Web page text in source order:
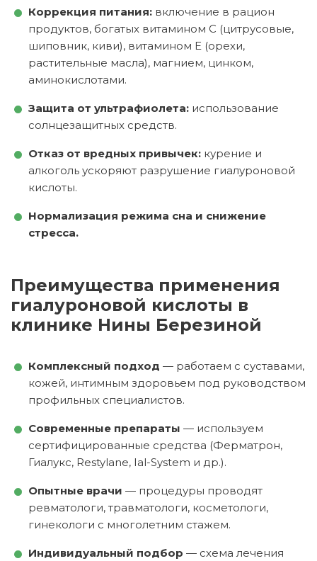
Коррекция питания: включение в рацион
продуктов, богатых витамином C (цитрусовые,
шиповник, киви), витамином E (орехи,
растительные масла), магнием, цинком,
аминокислотами.
Защита от ультрафиолета: использование
солнцезащитных средств.
Отказ от вредных привычек: курение и
алкоголь ускоряют разрушение гиалуроновой
кислоты.
Нормализация режима сна и снижение
стресса.
Преимущества применения
гиалуроновой кислоты в
клинике Нины Березиной
Комплексный подход — работаем с суставами,
кожей, интимным здоровьем под руководством
профильных специалистов.
Современные препараты — используем
сертифицированные средства (Ферматрон,
Гиалукс, Restylane, Ial-System и др.).
Опытные врачи — процедуры проводят
ревматологи, травматологи, косметологи,
гинекологи с многолетним стажем.
Индивидуальный подбор — схема лечения